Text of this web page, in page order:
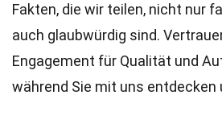
Fakten, die wir teilen, nicht nur
auch glaubwürdig sind.
Engagement für Qualität und
während Sie mit uns entdecken